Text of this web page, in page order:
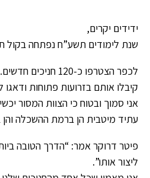
ידידים יקרים,
שנת לימודים תשע”ח נפתחה בקול
לכפר הצטרפו כ-120
קיבלו אותם בזרועות פתוחות
אני סמוך ובטוח כי הצוות המסור
עתיד מיטבית הן ברמת ההשכלה
פיטר דרוקר אמר: “הדרך הטובה
ליצור אותו”.